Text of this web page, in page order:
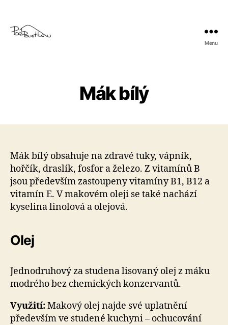
Menu
Mák bílý
Mák bílý obsahuje na zdravé tuky, vápník,
hořčík, draslík, fosfor a železo. Z vitamínů B
jsou především zastoupeny vitamíny B1, B12 a
vitamín E. V makovém oleji se také nachází
kyselina linolová a olejová.
Olej
Jednodruhový za studena lisovaný olej z máku
modrého bez chemických konzervantů.
Využití:Makový olej najde své uplatnění
především ve studené kuchyni – ochucování